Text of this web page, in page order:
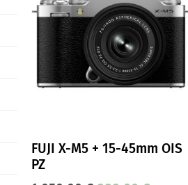
FUJI X-M5 + 15-45mm OIS
PZ